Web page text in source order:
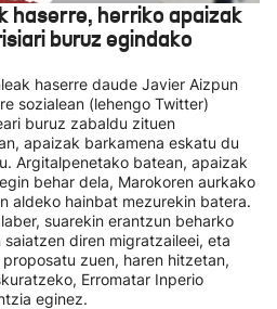
haserre, herriko apaizak
buruz egindako
haserre daude Javier Aizpun
sozialean (lehengo Twitter)
buruz zabaldu zituen
apaizak barkamena eskatu du
Argitalpenetako batean, apaizak
behar dela, Marokoren aurkako
aldeko hainbat mezurekin batera.
suarekin erantzun beharko
diren migratzaileei, eta
zuen, haren hitzetan,
Erromatar Inperio
eginez.